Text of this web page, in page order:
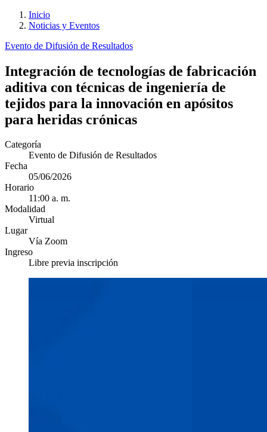
Inicio
Noticias y Eventos
Evento de Difusión de Resultados
Integración de tecnologías de fabricación
aditiva con técnicas de ingeniería de
tejidos para la innovación en apósitos
para heridas crónicas
Categoría
Evento de Difusión de Resultados
Fecha
05/06/2026
Horario
11:00 a. m.
Modalidad
Virtual
Lugar
Vía Zoom
Ingreso
Libre previa inscripción